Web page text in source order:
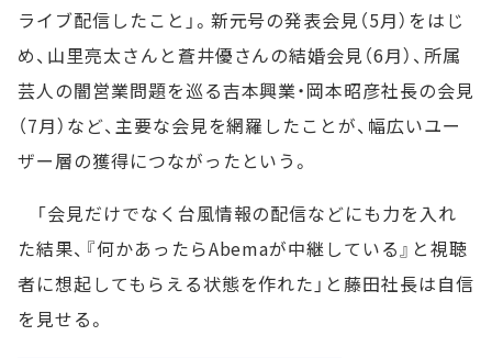
ライブ配信したこと」。新元号の発表会見（5月）をはじ
め、山里亮太さんと蒼井優さんの結婚会見（6月）、所属
芸人の闇営業問題を巡る吉本興業・岡本昭彦社長の会見
（7月）など、主要な会見を網羅したことが、幅広いユー
ザー層の獲得につながったという。
「会見だけでなく台風情報の配信などにも力を入れ
た結果、『何かあったらAbemaが中継している』と視聴
者に想起してもらえる状態を作れた」と藤田社長は自信
を見せる。